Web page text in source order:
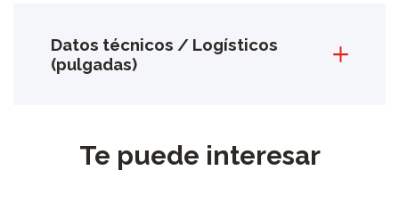
Datos técnicos / Logísticos
(pulgadas)
Te puede interesar